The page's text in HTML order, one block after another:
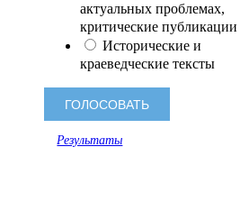
актуальных проблемах,
критические публикации
Исторические и
краеведческие тексты
Результаты